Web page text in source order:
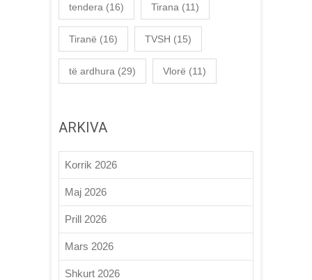
tendera (16) Tirana (11)
Tiranë (16) TVSH (15)
të ardhura (29) Vlorë (11)
ARKIVA
Korrik 2026
Maj 2026
Prill 2026
Mars 2026
Shkurt 2026